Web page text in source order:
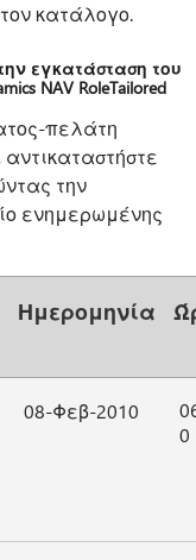
κατάλογο.
εγκατάσταση του
NAV RoleTailored
πελάτη
αντικαταστήστε
την
ενημερωμένης
Ημερομηνία
08-Φεβ-2010
0